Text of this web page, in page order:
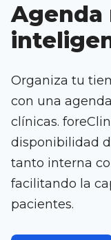
Agenda
Organiza tu
con una
clínicas.
disponibilidad
tanto interna
facilitando la
pacientes.